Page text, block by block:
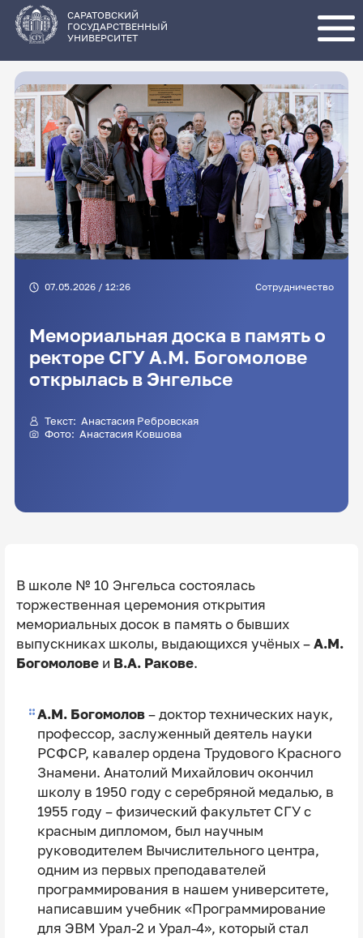
основному
содержанию
САРАТОВСКИЙ
ГОСУДАРСТВЕННЫЙ
УНИВЕРСИТЕТ
07.05.2026 / 12:26 Сотрудничество
Мемориальная доска в память о
ректоре СГУ А.М. Богомолове
открылась в Энгельсе
Текст: Анастасия Ребровская
Фото: Анастасия Ковшова
В школе № 10 Энгельса состоялась
торжественная церемония открытия
мемориальных досок в память о бывших
выпускниках школы, выдающихся учёных – А.М.
Богомоловеи В.А. Ракове.
А.М. Богомолов – доктор технических наук,
профессор, заслуженный деятель науки
РСФСР, кавалер ордена Трудового Красного
Знамени. Анатолий Михайлович окончил
школу в 1950 году с серебряной медалью, в
1955 году – физический факультет СГУ с
красным дипломом, был научным
руководителем Вычислительного центра,
одним из первых преподавателей
программирования в нашем университете,
написавшим учебник «Программирование
для ЭВМ Урал-2 и Урал-4», который стал